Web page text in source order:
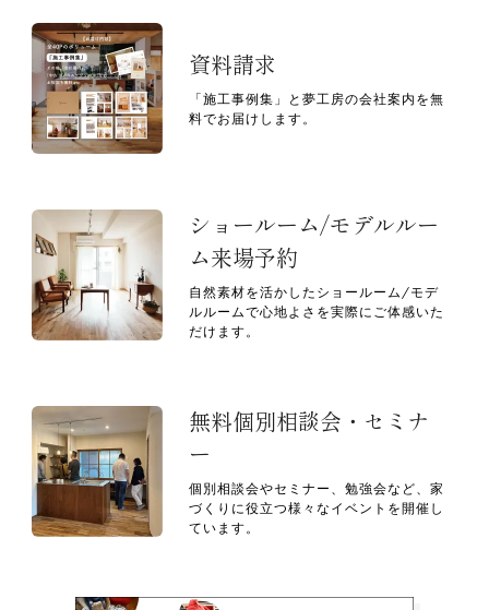
資料請求
「施工事例集」と夢工房の会社案内を無
料でお届けします。
ショールーム/モデルルー
ム来場予約
自然素材を活かしたショールーム/モデ
ルルームで心地よさを実際にご体感いた
だけます。
無料個別相談会・セミナ
ー
個別相談会やセミナー、勉強会など、家
づくりに役立つ様々なイベントを開催し
ています。